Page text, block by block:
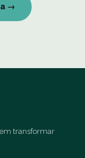
→
transformar